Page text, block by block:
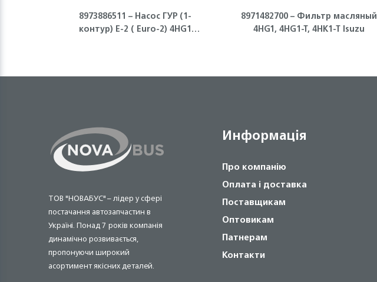
8973886511 – Насос ГУР (1-
контур) Е-2 ( Euro-2) 4HG1
8971482700 – Фильтр масляный
4HG1, 4HG1-T, 4HK1-T Isuzu
ТОВ "НОВАБУС" – лідер у сфері
постачання автозапчастин в
Україні. Понад 7 років компанія
динамічно розвивається,
пропонуючи широкий
асортимент якісних деталей.
Информація
Про компанію
Оплата і доставка
Поставщикам
Оптовикам
Патнерам
Контакти